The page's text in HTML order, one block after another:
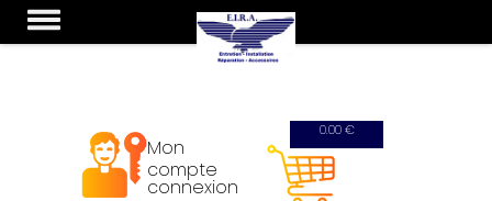
Mon
compte
connexion
0.00 €